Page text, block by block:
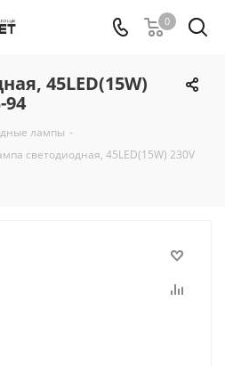
0
45LED(15W)
94
лампы -
светодиодная, 45LED(15W) 230V